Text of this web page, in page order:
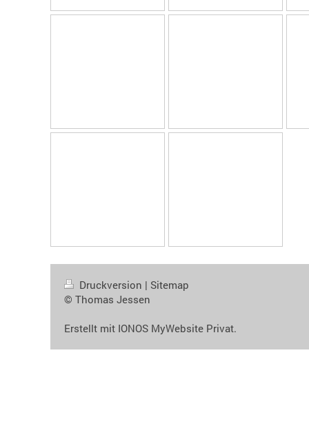
Druckversion | Sitemap
© Thomas Jessen
Erstellt mit IONOS MyWebsite Privat.